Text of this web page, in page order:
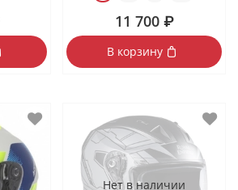
11 700 ₽
В корзину
Нет в наличии